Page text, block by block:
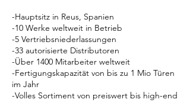
-Hauptsitz in Reus, Spanien
-10 Werke weltweit in Betrieb
-5 Vertriebsniederlassungen
-33 autorisierte Distributoren
-Über 1400 Mitarbeiter weltweit
-Fertigungskapazität von bis zu 1 Mio Türen
im Jahr
-Volles Sortiment von preiswert bis high-end